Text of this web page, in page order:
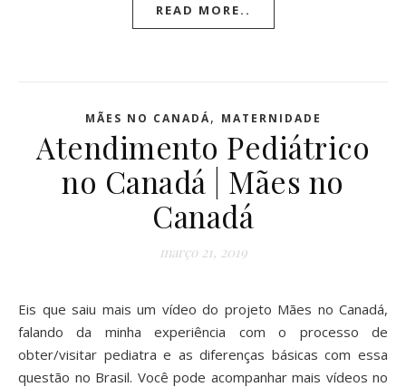
READ MORE..
MÃES NO CANADÁ, MATERNIDADE
Atendimento Pediátrico
no Canadá | Mães no
Canadá
março 21, 2019
Eis que saiu mais um vídeo do projeto Mães no Canadá,
falando da minha experiência com o processo de
obter/visitar pediatra e as diferenças básicas com essa
questão no Brasil. Você pode acompanhar mais vídeos no